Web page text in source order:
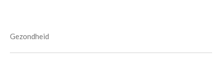
Gezondheid